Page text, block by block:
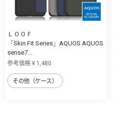
ＬＯＯＦ
「Skin Fit Series」AQUOS AQUOS
sense7...
参考価格￥1,480
その他（ケース）